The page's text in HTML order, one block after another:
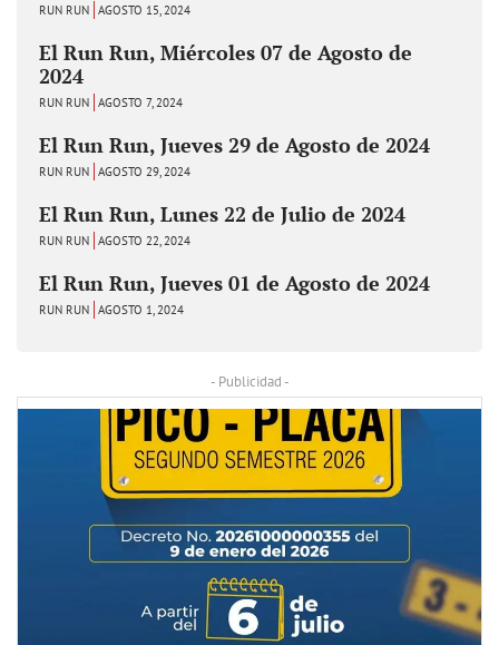
RUN RUN AGOSTO 15, 2024
El Run Run, Miércoles 07 de Agosto de
2024
RUN RUN AGOSTO 7, 2024
El Run Run, Jueves 29 de Agosto de 2024
RUN RUN AGOSTO 29, 2024
El Run Run, Lunes 22 de Julio de 2024
RUN RUN AGOSTO 22, 2024
El Run Run, Jueves 01 de Agosto de 2024
RUN RUN AGOSTO 1, 2024
- Publicidad -